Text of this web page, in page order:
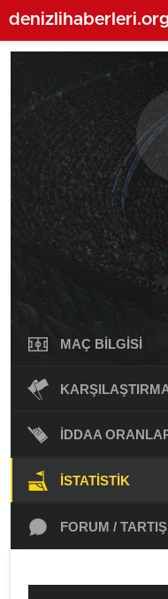
MAÇ BILGISI
İDDAA
İSTATISTIK
FORUM /